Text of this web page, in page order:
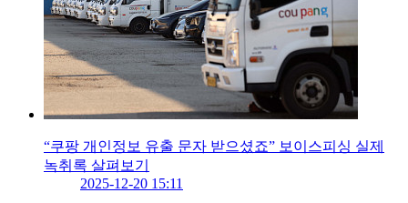
“쿠팡 개인정보 유출 문자 받으셨죠” 보이스피싱 실제
녹취록 살펴보기
2025-12-20 15:11